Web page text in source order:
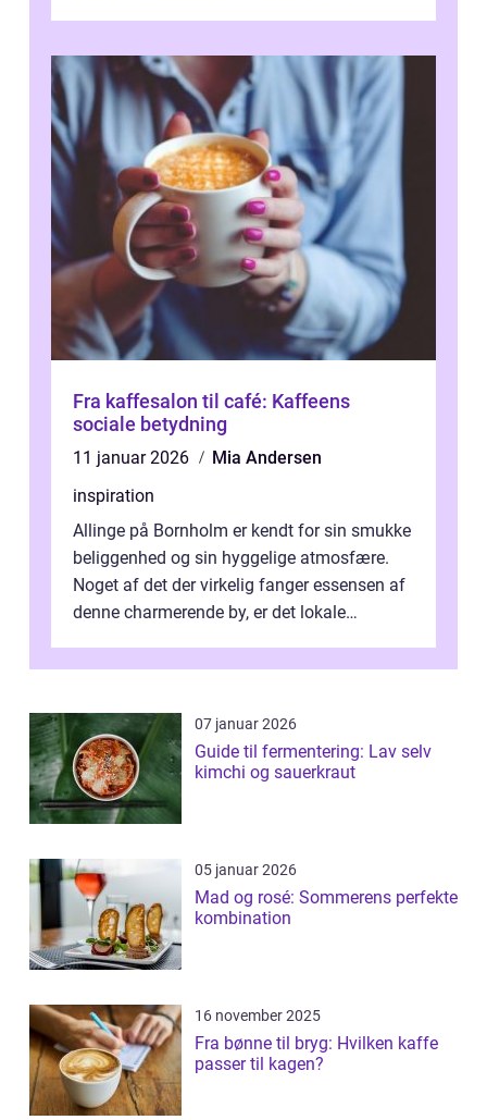
Fra kaffesalon til café: Kaffeens
sociale betydning
11 januar 2026
Mia Andersen
inspiration
Allinge på Bornholm er kendt for sin smukke
beliggenhed og sin hyggelige atmosfære.
Noget af det der virkelig fanger essensen af
denne charmerende by, er det lokale
07 januar 2026
Guide til fermentering: Lav selv
kimchi og sauerkraut
05 januar 2026
Mad og rosé: Sommerens perfekte
kombination
16 november 2025
Fra bønne til bryg: Hvilken kaffe
passer til kagen?